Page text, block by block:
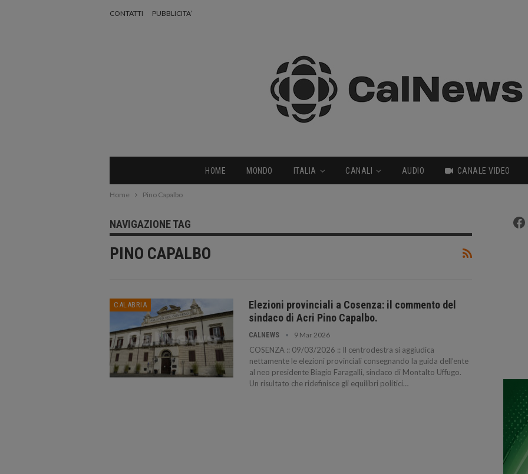
CONTATTI PUBBLICITA’
HOME MONDO ITALIA CANALI AUDIO CANALE VIDEO
Home Pino Capalbo
NAVIGAZIONE TAG
PINO CAPALBO
CALABRIA
Elezioni provinciali a Cosenza: il commento del
sindaco di Acri Pino Capalbo.
CALNEWS 9 Mar 2026
COSENZA :: 09/03/2026 :: Il centrodestra si aggiudica
nettamente le elezioni provinciali consegnando la guida dell’ente
al neo presidente Biagio Faragalli, sindaco di Montalto Uffugo.
Un risultato che ridefinisce gli equilibri politici…